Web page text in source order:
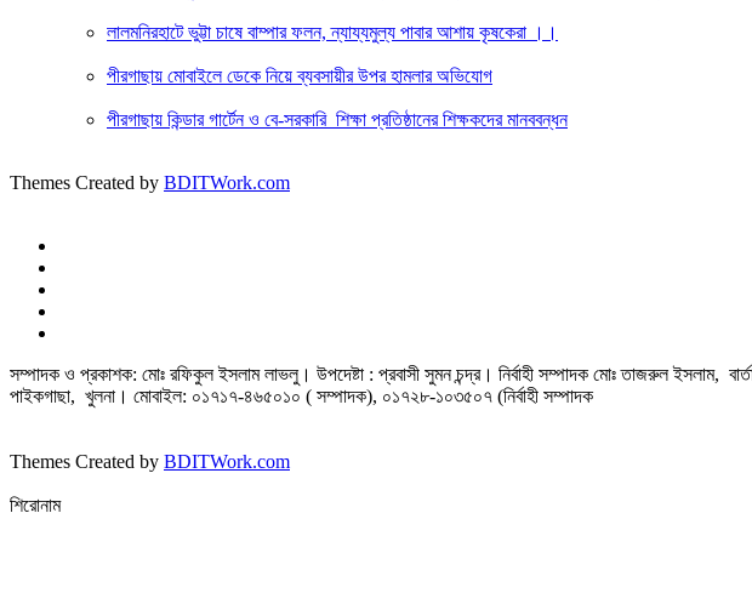
লালমনিরহাটে ভুট্টা চাষে বাম্পার ফলন, ন্যায্যমুল্য পাবার আশায় কৃষকেরা ।।
পীরগাছায় মোবাইলে ডেকে নিয়ে ব্যবসায়ীর উপর হামলার অভিযোগ
পীরগাছায় কিন্ডার গার্টেন ও বে-সরকারি শিক্ষা প্রতিষ্ঠানের শিক্ষকদের মানববন্ধন
Themes Created by BDITWork.com
সম্পাদক ও প্রকাশক: মোঃ রফিকুল ইসলাম লাভলু। উপদেষ্টা : প্রবাসী সুমন চন্দ্র। নির্বাহী সম্পাদক মোঃ তাজরুল‌‌ ইসলাম,
পাইকগাছা, খুলনা। মোবাইল: ০১৭১৭-৪৬৫০১০ ( সম্পাদক), ০১৭২৮-১০৩৫০৭ (নির্বাহী সম্পাদক
Themes Created by BDITWork.com
শিরোনাম